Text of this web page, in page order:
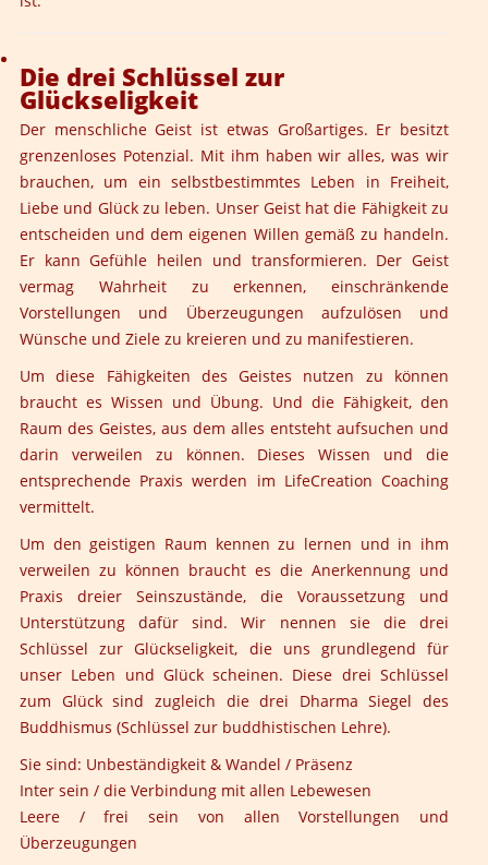
Die drei Schlüssel zur
Glückseligkeit
Der menschliche Geist ist etwas Großartiges. Er besitzt
grenzenloses Potenzial. Mit ihm haben wir alles, was wir
brauchen, um ein selbstbestimmtes Leben in Freiheit,
Liebe und Glück zu leben. Unser Geist hat die Fähigkeit zu
entscheiden und dem eigenen Willen gemäß zu handeln.
Er kann Gefühle heilen und transformieren. Der Geist
vermag Wahrheit zu erkennen, einschränkende
Vorstellungen und Überzeugungen aufzulösen und
Wünsche und Ziele zu kreieren und zu manifestieren.
Um diese Fähigkeiten des Geistes nutzen zu können
braucht es Wissen und Übung. Und die Fähigkeit, den
Raum des Geistes, aus dem alles entsteht aufsuchen und
darin verweilen zu können. Dieses Wissen und die
entsprechende Praxis werden im LifeCreation Coaching
vermittelt.
Um den geistigen Raum kennen zu lernen und in ihm
verweilen zu können braucht es die Anerkennung und
Praxis dreier Seinszustände, die Voraussetzung und
Unterstützung dafür sind. Wir nennen sie die drei
Schlüssel zur Glückseligkeit, die uns grundlegend für
unser Leben und Glück scheinen. Diese drei Schlüssel
zum Glück sind zugleich die drei Dharma Siegel des
Buddhismus (Schlüssel zur buddhistischen Lehre).
Sie sind: Unbeständigkeit & Wandel / Präsenz
Inter sein / die Verbindung mit allen Lebewesen
Leere / frei sein von allen Vorstellungen und
Überzeugungen